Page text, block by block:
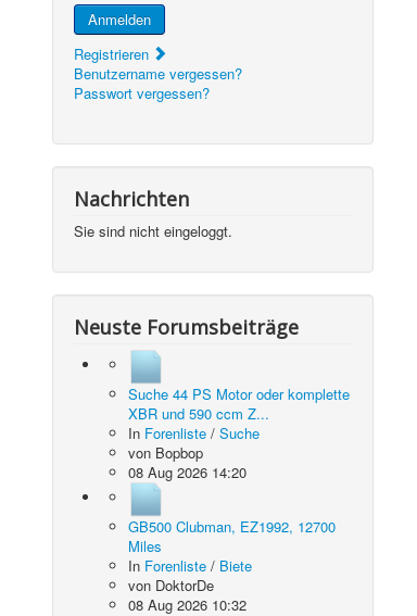
Anmelden
Registrieren
Benutzername vergessen?
Passwort vergessen?
Nachrichten
Sie sind nicht eingeloggt.
Neuste Forumsbeiträge
Suche 44 PS Motor oder komplette
XBR und 590 ccm Z...
In Forenliste /Suche
von Bopbop
08 Aug 2026 14:20
GB500 Clubman, EZ1992, 12700
Miles
In Forenliste / Biete
von DoktorDe
08 Aug 2026 10:32